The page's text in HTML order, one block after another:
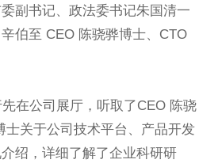
副书记、政法委书记朱国清一
伯至 CEO 陈骁骅博士、CTO
在公司展厅，听取了CEO 陈骁
士关于公司技术平台、产品开发
绍，详细了解了企业科研研